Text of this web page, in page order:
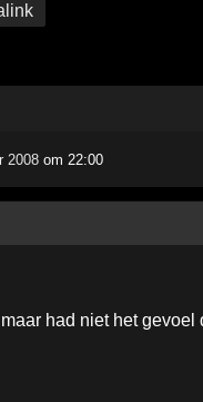
2008om 22:00
had niet het